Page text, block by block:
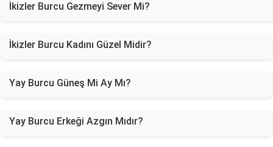
İkizler Burcu Gezmeyi Sever Mi?
İkizler Burcu Kadını Güzel Midir?
Yay Burcu Güneş Mi Ay Mı?
Yay Burcu Erkeği Azgın Mıdır?